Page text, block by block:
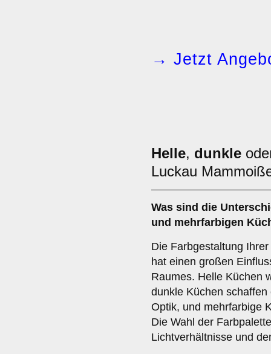
→ Jetzt
Helle, dunkle
Luckau
Was sind die
und mehrfarbigen
Die Farbgestaltung
hat einen großen
Raumes. Helle Küchen
dunkle Küchen
Optik, und mehrfarbige
Die Wahl der
Lichtverhältnisse und